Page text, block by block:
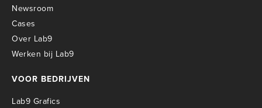
Newsroom
Cases
Over Lab9
Werken bij Lab9
VOOR BEDRIJVEN
Lab9 Grafics